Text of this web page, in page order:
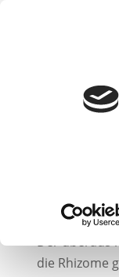
10. Mai
Der überaus
die Rhizome